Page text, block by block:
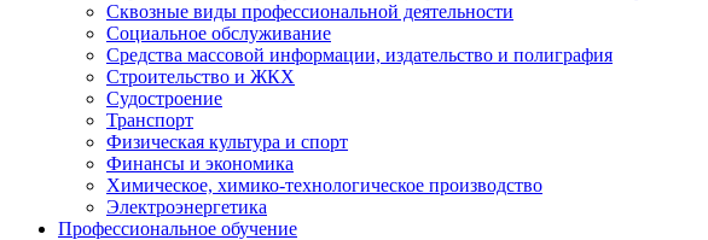
Сквозные виды профессиональной деятельности
Социальное обслуживание
Средства массовой информации, издательство и полиграфия
Строительство и ЖКХ
Судостроение
Транспорт
Физическая культура и спорт
Финансы и экономика
Химическое, химико-технологическое производство
Электроэнергетика
Профессиональное обучение